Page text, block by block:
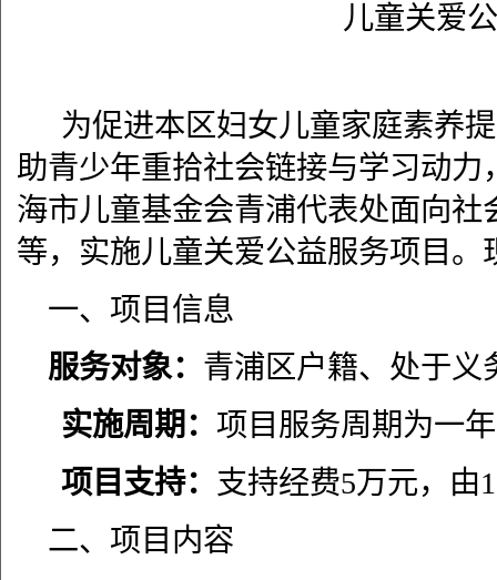
儿童关爱
为促进本区妇女儿童家庭素养
助青少年重拾社会链接与学习动
海市儿童基金会青浦代表处面向
等，实施儿童关爱公益服务项目
一、项目信息
服务对象： 青浦区户籍、处于义
实施周期： 项目服务周期为一
项目支持： 支持经费5万元，由
二、项目内容